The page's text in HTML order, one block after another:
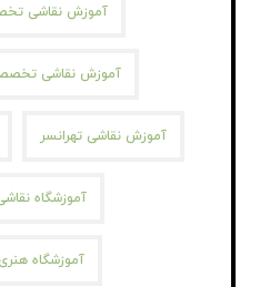
آموزش نقاشی
آموزش نقاشی
آموزش نقاشی تهرانسر
آموزشگاه
آموزشگاه